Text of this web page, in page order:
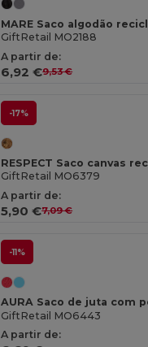
MARE Saco algodão
GiftRetail MO2188
A partir de:
6,92 €9,53 €
-17%
RESPECT Saco canvas
GiftRetail MO6379
A partir de:
5,90 €7,09 €
-11%
AURA Saco de juta com
GiftRetail MO6443
A partir de: